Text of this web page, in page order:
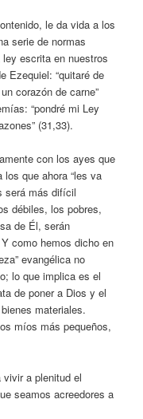
le da vida a los
serie de normas
escrita en nuestros
Ezequiel: “quitaré de
corazón de carne”
“pondré mi Ley
(31,33).
con los ayes que
que ahora “les va
será más difícil
débiles, los pobres,
de Él, serán
como hemos dicho en
evangélica no
lo que implica es el
de poner a Dios y el
materiales.
míos más pequeños,
vivir a plenitud el
seamos acreedores a